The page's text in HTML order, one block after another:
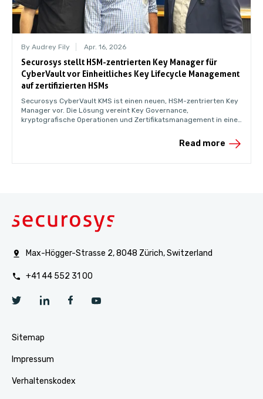
By Audrey Fily Apr. 16, 2026
Securosys stellt HSM-zentrierten Key Manager für
CyberVault vor Einheitliches Key Lifecycle Management
auf zertifizierten HSMs
Securosys CyberVault KMS ist einen neuen, HSM-zentrierten Key
Manager vor. Die Lösung vereint Key Governance,
kryptografische Operationen und Zertifikatsmanagement in einer
Read more
Max-Högger-Strasse 2, 8048 Zürich, Switzerland
+41 44 552 31 00
Sitemap
Impressum
Verhaltenskodex